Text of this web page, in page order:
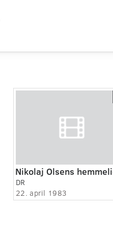
DR
22. april 1983